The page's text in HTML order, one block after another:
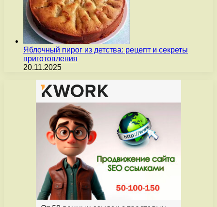
Яблочный пирог из детства: рецепт и секреты
приготовления
20.11.2025